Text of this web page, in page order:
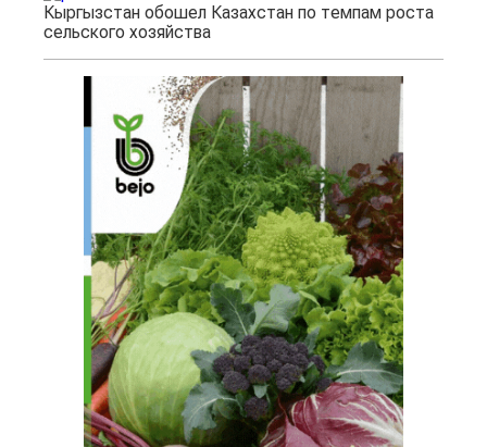
Кыргызстан обошел Казахстан по темпам роста
сельского хозяйства